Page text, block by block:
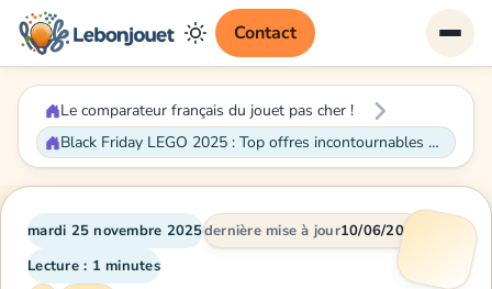
Contact
Le comparateur français du jouet pas cher !
Black Friday LEGO 2025 : Top offres incontournables pour gâter les enfants
mardi 25 novembre 2025dernière mise à jour10/06/2026
Lecture : 1 minutes